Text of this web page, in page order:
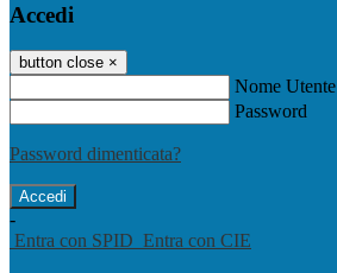
Accedi
button close ×
Nome Utente
Password
Password dimenticata?
-
Entra con SPID Entra con CIE